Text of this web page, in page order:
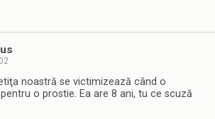
noastră se victimizează când o
o prostie. Ea are 8 ani, tu ce scuză